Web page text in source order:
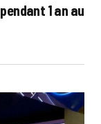
1 an au